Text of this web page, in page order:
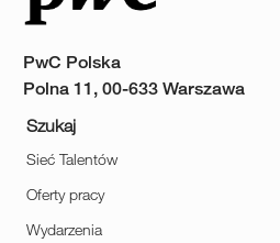
PwC Polska
Polna 11, 00-633 Warszawa
Szukaj
Sieć Talentów
Oferty pracy
Wydarzenia